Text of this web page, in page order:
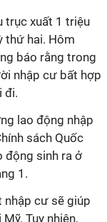
trục xuất 1 triệu
thứ hai. Hôm
báo rằng trong
nhập cư bất hợp
đi.
lao động nhập
sách Quốc
động sinh ra ở
1.
nhập cư sẽ giúp
Tuy nhiên,